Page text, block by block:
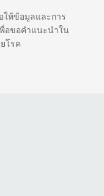
ให้ข้อมูลและการ
อขอคำแนะนำใน
โรค